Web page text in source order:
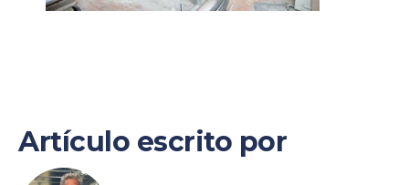
Artículo escrito por